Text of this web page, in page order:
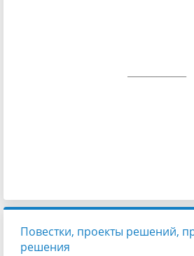
Повестки, проекты решений,
решения